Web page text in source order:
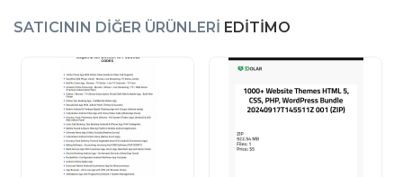
SATICININ DIĞER ÜRÜNLERI EDITIMO